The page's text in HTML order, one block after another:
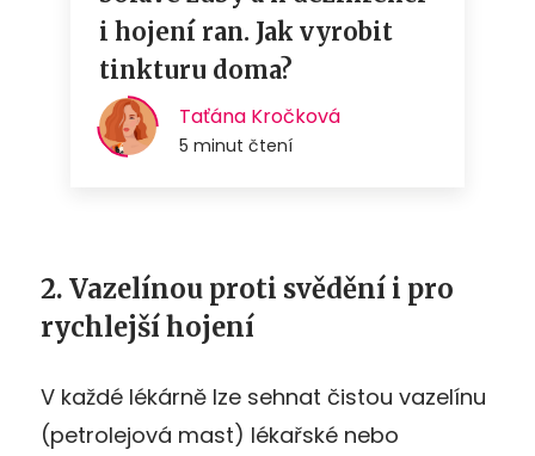
2. Vazelínou proti svědění i pro
rychlejší hojení
V každé lékárně lze sehnat čistou vazelínu
(petrolejová mast) lékařské nebo